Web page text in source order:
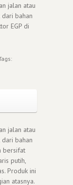
jalan atau
bahan
EGP di
jalan atau
bahan
bersifat
putih,
Produk ini
atasnya.